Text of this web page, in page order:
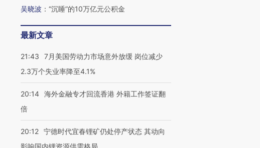
吴晓波 ： “沉睡”的10万亿元公积金
最新文章
21:43
7月美国劳动力市场意外放缓 岗位减少
2.3万个失业率降至4.1%
20:14 海外金融专才回流香港 外籍工作签证翻
倍
20:12 宁德时代宜春锂矿仍处停产状态 其动向
影响国内锂资源供需格局